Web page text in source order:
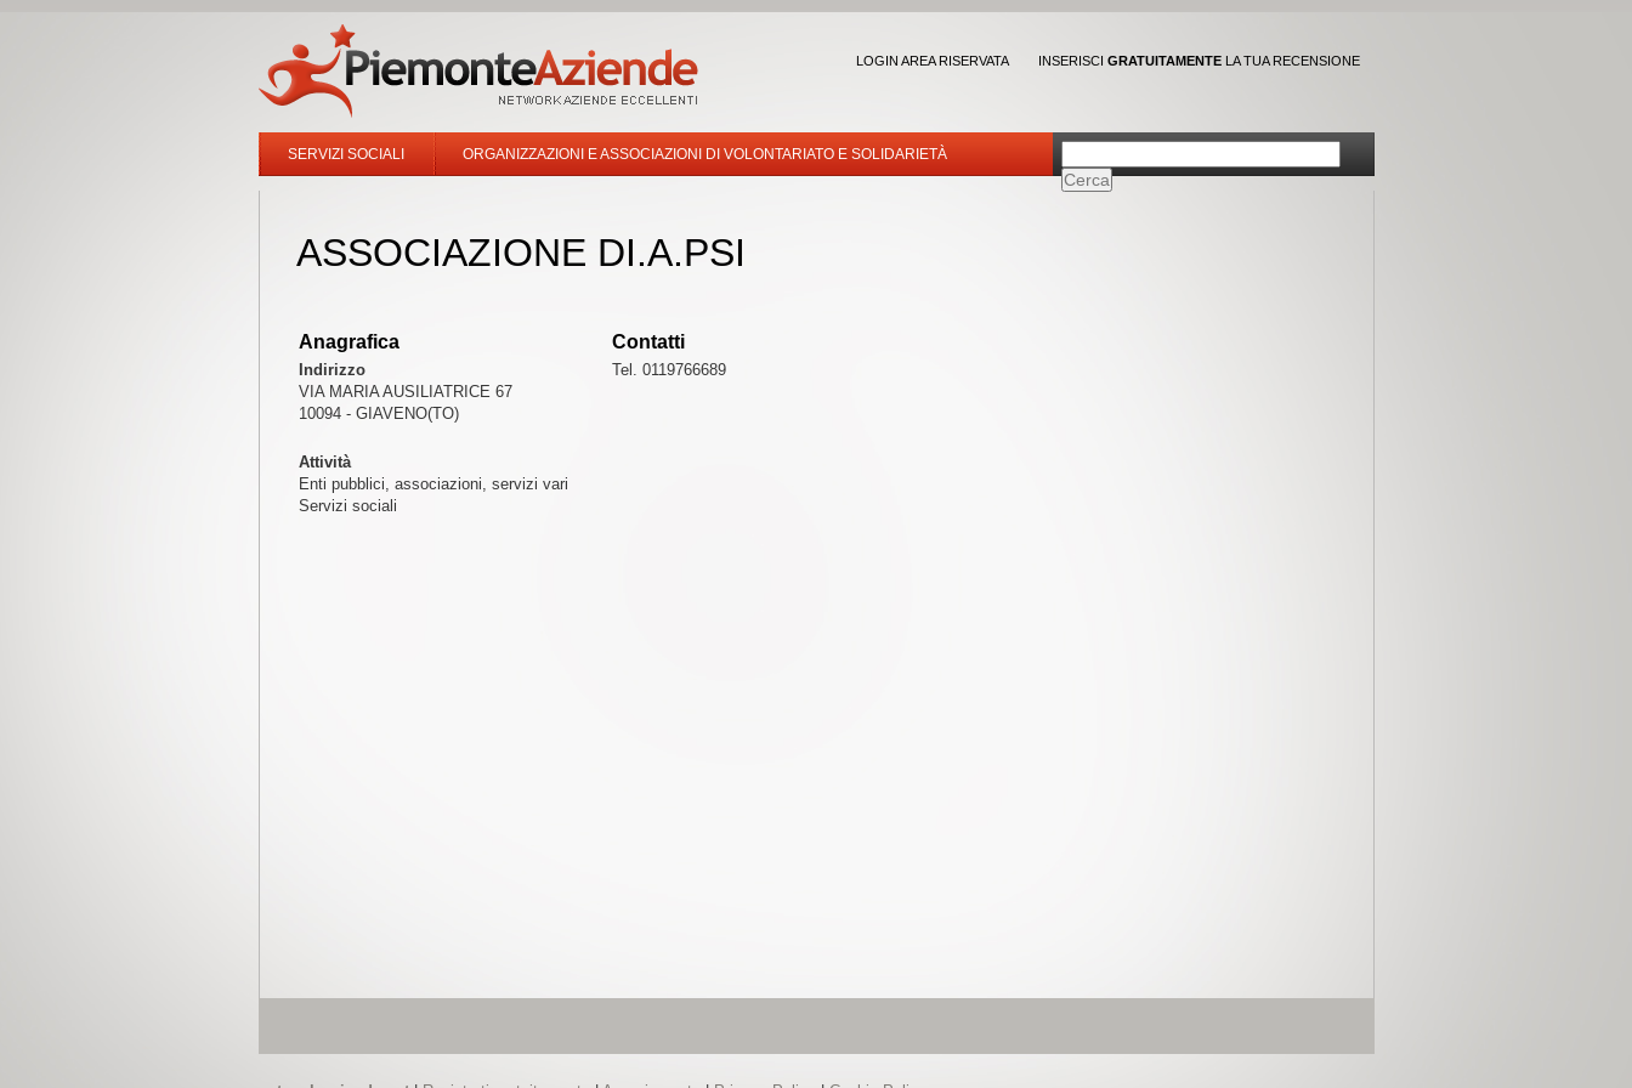
LOGIN AREA RISERVATA INSERISCI GRATUITAMENTELA TUA RECENSIONE
SERVIZI SOCIALI ORGANIZZAZIONI E ASSOCIAZIONI DI VOLONTARIATO E SOLIDARIETÀ
ASSOCIAZIONE DI.A.PSI
Anagrafica
Indirizzo
VIA MARIA AUSILIATRICE 67
10094 - GIAVENO(TO)
Contatti
Tel. 0119766689
Attività
Enti pubblici, associazioni, servizi vari
Servizi sociali